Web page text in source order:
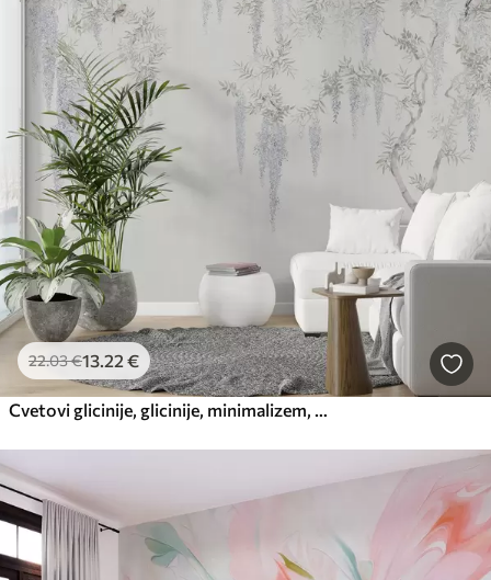
22.03€13.22 €
Cvetovi glicinije, glicinije, minimalizem, enobarvno, mansarda in japonski slog